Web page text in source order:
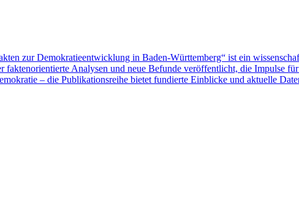
zur Demokratieentwicklung in Baden-Württemberg“ ist ein
faktenorientierte Analysen und neue Befunde veröffentlicht, die Impulse
– die Publikationsreihe bietet fundierte Einblicke und aktuelle